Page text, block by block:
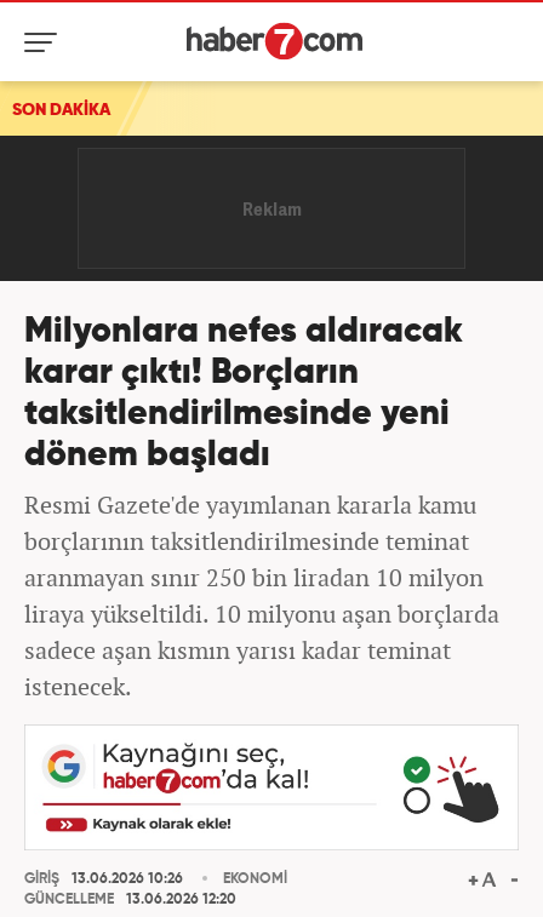
SON DAKİKA
Milyonlara nefes aldıracak
karar çıktı! Borçların
taksitlendirilmesinde yeni
dönem başladı
Resmi Gazete'de yayımlanan kararla kamu
borçlarının taksitlendirilmesinde teminat
aranmayan sınır 250 bin liradan 10 milyon
liraya yükseltildi. 10 milyonu aşan borçlarda
sadece aşan kısmın yarısı kadar teminat
istenecek.
GİRİŞ
13.06.2026 10:26
GÜNCELLEME
13.06.2026 12:20
EKONOMİ